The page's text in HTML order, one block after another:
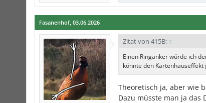
Fasanenhof, 03.06.2026
Zitat von 415B: ↑
Einen Ringanker würde ich
könnte den Kartenhauseffekt
Theoretisch ja, aber wie
Dazu müsste man ja das